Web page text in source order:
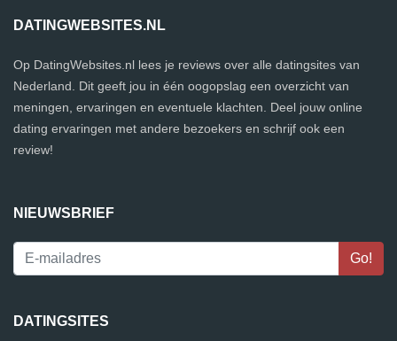
DATINGWEBSITES.NL
Op DatingWebsites.nl lees je reviews over alle datingsites van
Nederland. Dit geeft jou in één oogopslag een overzicht van
meningen, ervaringen en eventuele klachten. Deel jouw online
dating ervaringen met andere bezoekers en schrijf ook een
review!
NIEUWSBRIEF
DATINGSITES